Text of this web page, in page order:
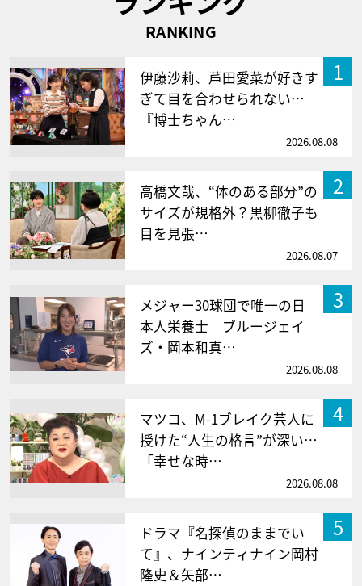
RANKING
1
伊藤沙莉、芦田愛菜が好きす
ぎて目を合わせられない…
『博士ちゃん…
2026.08.08
2
高橋文哉、“体のある部分”の
サイズが規格外？黒柳徹子も
目を見張…
2026.08.07
3
メジャー30球団で唯一の日
本人栄養士 ブルージェイ
ズ・岡本和真…
2026.08.08
4
マツコ、M-1ブレイク芸人に
授けた“人生の格言”が深い…
「幸せな時…
2026.08.08
5
ドラマ『名探偵のままでい
て』、ナインティナイン岡村
隆史＆矢部…